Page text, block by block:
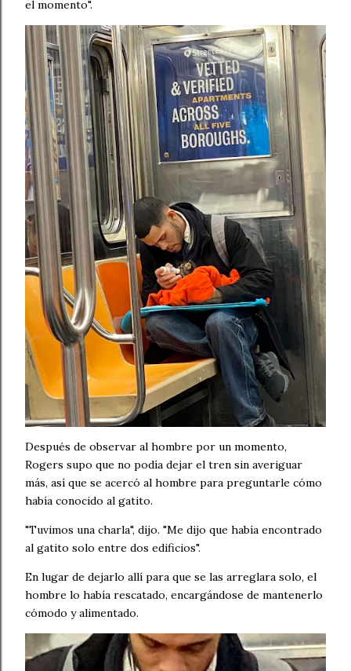
el momento".
Después de observar al hombre por un momento,
Rogers supo que no podía dejar el tren sin averiguar
más, así que se acercó al hombre para preguntarle cómo
había conocido al gatito.
"Tuvimos una charla", dijo. "Me dijo que había encontrado
al gatito solo entre dos edificios".
En lugar de dejarlo allí para que se las arreglara solo, el
hombre lo había rescatado, encargándose de mantenerlo
cómodo y alimentado.